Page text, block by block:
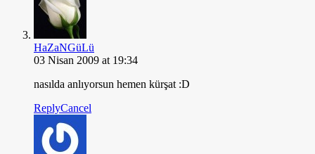
HaZaNGüLü
03 Nisan 2009 at 19:34
nasılda anlıyorsun hemen kürşat :D
ReplyCancel